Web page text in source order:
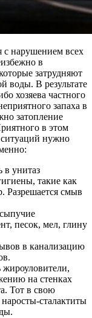
с нарушением всех
в
затрудняют
воды. В результате
хозяева частного
запаха в
затопление
в этом
нужно
в унитаз
такие как
Разрешается смыв
песок, мел, глину
в канализацию
жироуловители,
на стенках
Тот в свою
сталактиты